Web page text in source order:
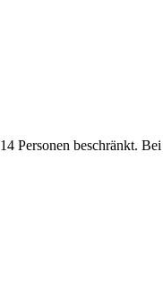
Personen beschränkt.